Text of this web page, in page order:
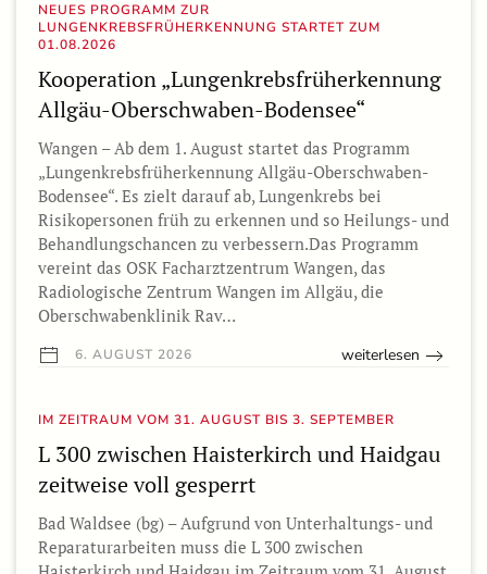
NEUES PROGRAMM ZUR
LUNGENKREBSFRÜHERKENNUNG STARTET ZUM
01.08.2026
Kooperation „Lungenkrebsfrüherkennung
Allgäu-Oberschwaben-Bodensee“
Wangen – Ab dem 1. August startet das Programm
„Lungenkrebsfrüherkennung Allgäu-Oberschwaben-
Bodensee“. Es zielt darauf ab, Lungenkrebs bei
Risikopersonen früh zu erkennen und so Heilungs- und
Behandlungschancen zu verbessern.Das Programm
vereint das OSK Facharztzentrum Wangen, das
Radiologische Zentrum Wangen im Allgäu, die
Oberschwabenklinik Rav…
6. AUGUST 2026 weiterlesen
IM ZEITRAUM VOM 31. AUGUST BIS 3. SEPTEMBER
L 300 zwischen Haisterkirch und Haidgau
zeitweise voll gesperrt
Bad Waldsee (bg) – Aufgrund von Unterhaltungs- und
Reparaturarbeiten muss die L 300 zwischen